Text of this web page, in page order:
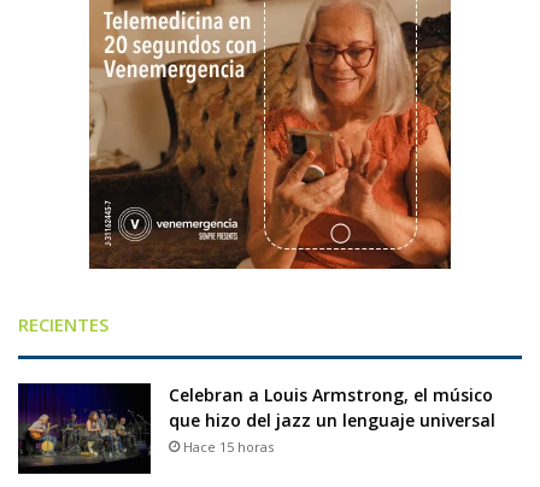
RECIENTES
Celebran a Louis Armstrong, el músico
que hizo del jazz un lenguaje universal
Hace 15 horas